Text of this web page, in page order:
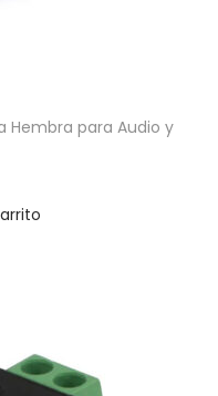
Hembra para Audio y